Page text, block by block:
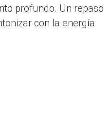
profundo. Un repaso
con la energía